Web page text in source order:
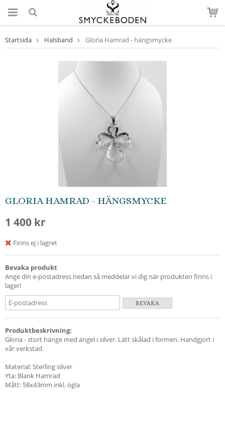
Startsida Halsband Gloria Hamrad - hängsmycke
GLORIA HAMRAD - HÄNGSMYCKE
1 400 kr
Finns ej i lagret
Bevaka produkt
Ange din e-postadress nedan så meddelar vi dig när produkten finns i
lager!
BEVAKA
Produktbeskrivning:
Gloria - stort hänge med ängel i silver. Lätt skålad i formen. Handgjort i
vår verkstad.
Material: Sterling silver
Yta: Blank Hamrad
Mått: 58x43mm inkl. ögla